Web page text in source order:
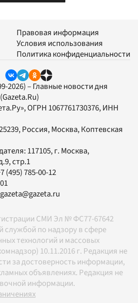
Правовая информация
Условия использования
Политика конфиденциальности
2026) – Главные новости дня
(Gazeta.Ru)
, ОГРН 1067761730376, ИНН
Россия, Москва, Коптевская
117105, г. Москва,
стр.1
(495) 785-00-12
gazeta@gazeta.ru
СМИ Эл № ФС77-67642
службой по надзору в сфере
технологий и массовых
10.11.2016 г. Редакция не
за достоверность информации,
объявлениях. Редакция не
информации.